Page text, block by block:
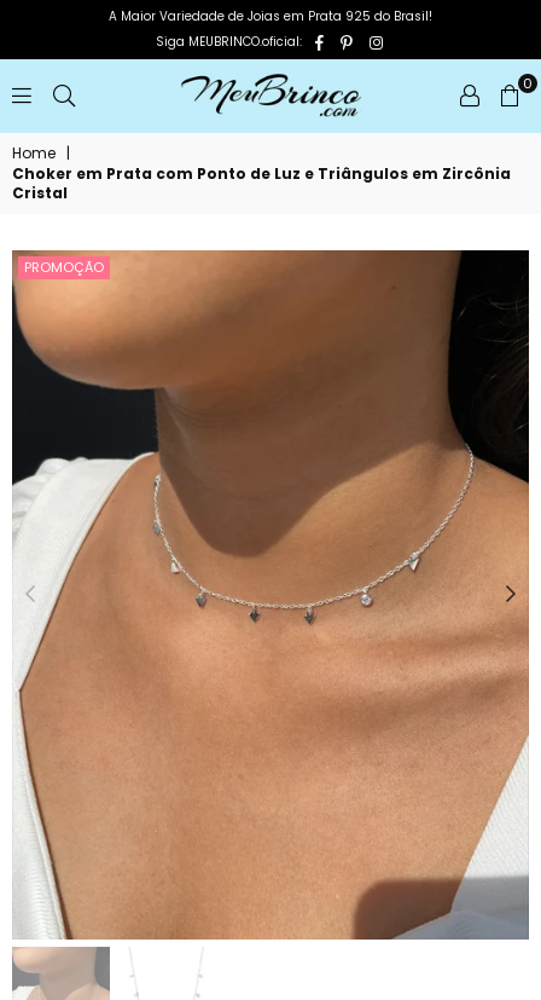
A Maior Variedade de Joias em Prata 925 do Brasil!
Siga MEUBRINCO.oficial:
Facebook
PinterestInstagram
MEUBRINCO
0
Home |
Choker em Prata com Ponto de Luz e Triângulos em Zircônia
Cristal
PROMOÇÃO